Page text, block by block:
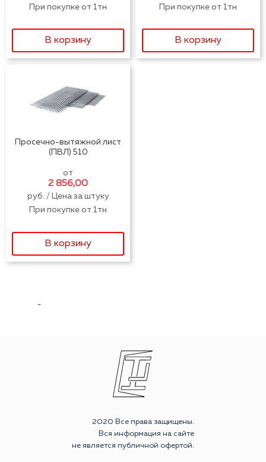
При покупке от 1тн
В корзину
При покупке от 1тн
В корзину
Просечно-вытяжной лист
(ПВЛ) 510
от
2 856,00
руб. / Цена за штуку
При покупке от 1тн
В корзину
-
2020 Все права защищены.
Вся информация на сайте
не является публичной офертой.